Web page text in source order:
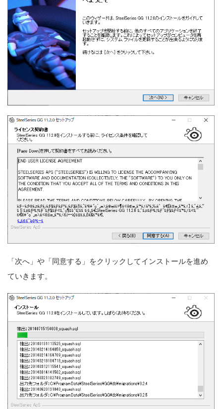
「次へ」や「同意する」をクリックしてインストールを進め
ていきます。